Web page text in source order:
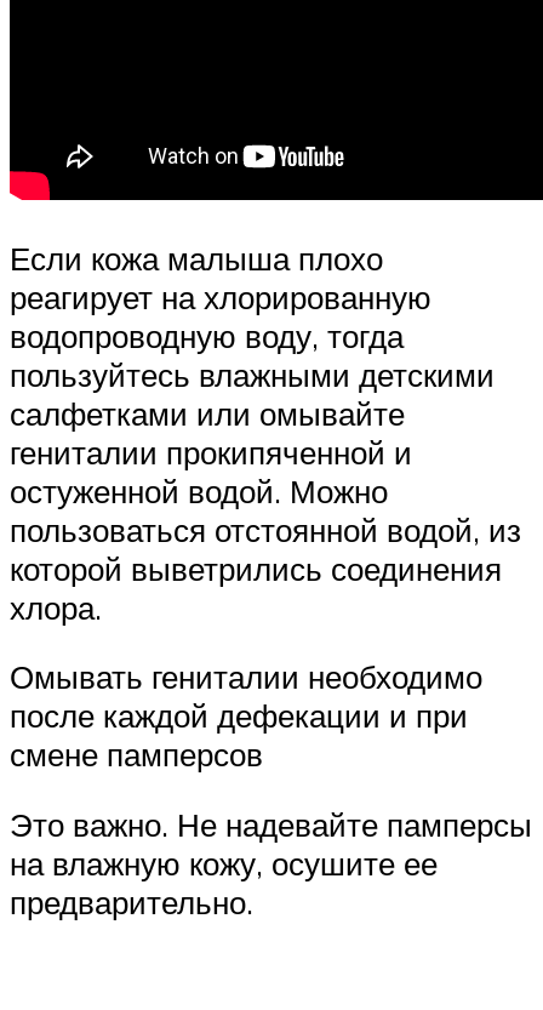
Если кожа малыша плохо
реагирует на хлорированную
водопроводную воду, тогда
пользуйтесь влажными детскими
салфетками или омывайте
гениталии прокипяченной и
остуженной водой. Можно
пользоваться отстоянной водой, из
которой выветрились соединения
хлора.
Омывать гениталии необходимо
после каждой дефекации и при
смене памперсов
Это важно. Не надевайте памперсы
на влажную кожу, осушите ее
предварительно.